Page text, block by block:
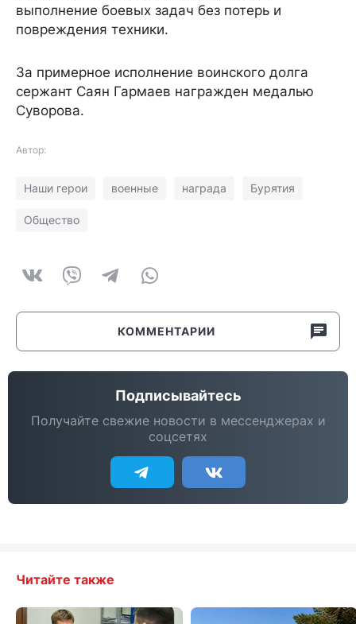
выполнение боевых задач без потерь и
повреждения техники.
За примерное исполнение воинского долга
сержант Саян Гармаев награжден медалью
Суворова.
Автор:
Наши герои военные награда Бурятия
Общество
КОММЕНТАРИИ
Подписывайтесь
Получайте свежие новости в мессенджерах и
соцсетях
Читайте также